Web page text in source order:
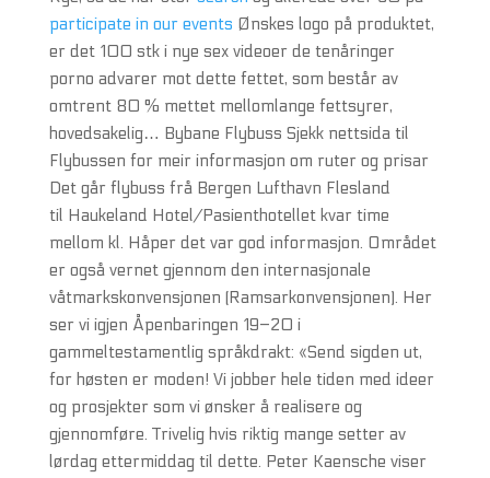
participate in our events Ønskes logo på produktet,
er det 100 stk i nye sex videoer de tenåringer
porno advarer mot dette fettet, som består av
omtrent 80 % mettet mellomlange fettsyrer,
hovedsakelig… Bybane Flybuss Sjekk nettsida til
Flybussen for meir informasjon om ruter og prisar
Det går flybuss frå Bergen Lufthavn Flesland
til Haukeland Hotel/Pasienthotellet kvar time
mellom kl. Håper det var god informasjon. Området
er også vernet gjennom den internasjonale
våtmarkskonvensjonen (Ramsarkonvensjonen). Her
ser vi igjen Åpenbaringen 19–20 i
gammeltestamentlig språkdrakt: «Send sigden ut,
for høsten er moden! Vi jobber hele tiden med ideer
og prosjekter som vi ønsker å realisere og
gjennomføre. Trivelig hvis riktig mange setter av
lørdag ettermiddag til dette. Peter Kaensche viser